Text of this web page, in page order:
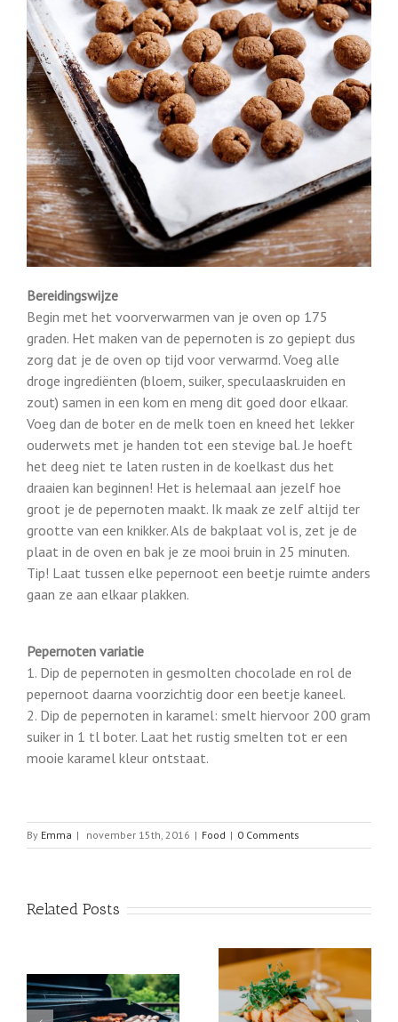
Bereidingswijze
Begin met het voorverwarmen van je oven op 175
graden. Het maken van de pepernoten is zo gepiept dus
zorg dat je de oven op tijd voor verwarmd. Voeg alle
droge ingrediënten (bloem, suiker, speculaaskruiden en
zout) samen in een kom en meng dit goed door elkaar.
Voeg dan de boter en de melk toen en kneed het lekker
ouderwets met je handen tot een stevige bal. Je hoeft
het deeg niet te laten rusten in de koelkast dus het
draaien kan beginnen! Het is helemaal aan jezelf hoe
groot je de pepernoten maakt. Ik maak ze zelf altijd ter
grootte van een knikker. Als de bakplaat vol is, zet je de
plaat in de oven en bak je ze mooi bruin in 25 minuten.
Tip! Laat tussen elke pepernoot een beetje ruimte anders
gaan ze aan elkaar plakken.
Pepernoten variatie
1. Dip de pepernoten in gesmolten chocolade en rol de
pepernoot daarna voorzichtig door een beetje kaneel.
2. Dip de pepernoten in karamel: smelt hiervoor 200 gram
suiker in 1 tl boter. Laat het rustig smelten tot er een
mooie karamel kleur ontstaat.
By Emma | november 15th, 2016 | Food | 0 Comments
Related Posts